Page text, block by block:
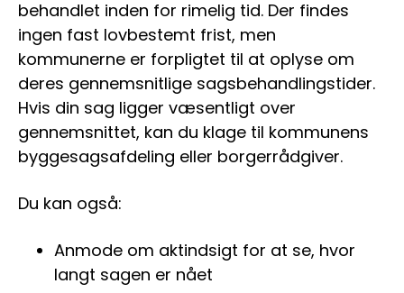
behandlet inden for rimelig tid. Der findes
ingen fast lovbestemt frist, men
kommunerne er forpligtet til at oplyse om
deres gennemsnitlige sagsbehandlingstider.
Hvis din sag ligger væsentligt over
gennemsnittet, kan du klage til kommunens
byggesagsafdeling eller borgerrådgiver.
Du kan også:
Anmode om aktindsigt for at se, hvor
langt sagen er nået